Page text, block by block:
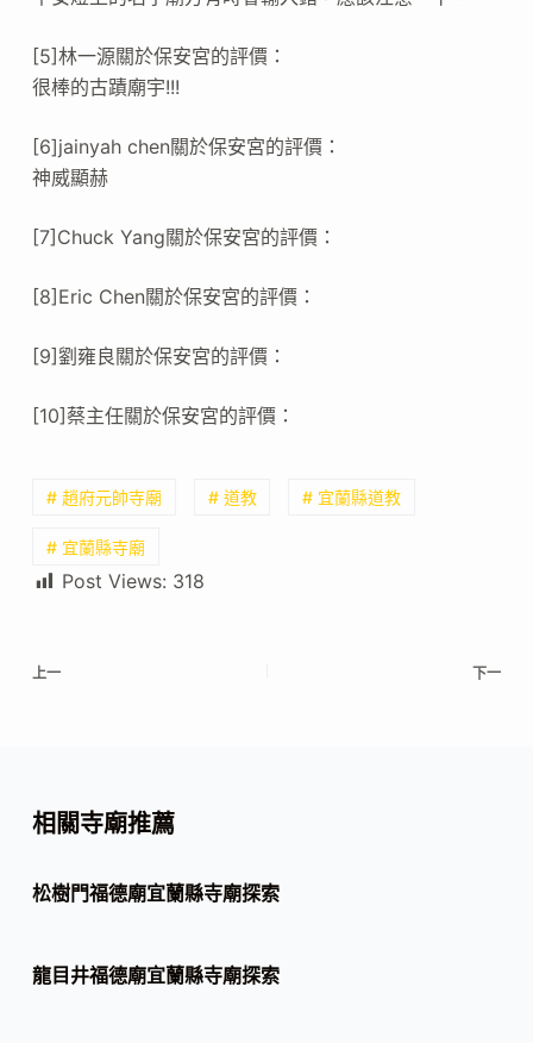
[5]林一源關於保安宮的評價：
很棒的古蹟廟宇!!!
[6]jainyah chen關於保安宮的評價：
神威顯赫
[7]Chuck Yang關於保安宮的評價：
[8]Eric Chen關於保安宮的評價：
[9]劉雍良關於保安宮的評價：
[10]蔡主任關於保安宮的評價：
# 趙府元帥寺廟 # 道教 # 宜蘭縣道教
# 宜蘭縣寺廟
Post Views: 318
上一 下一
相關寺廟推薦
松樹門福德廟宜蘭縣寺廟探索
龍目井福德廟宜蘭縣寺廟探索